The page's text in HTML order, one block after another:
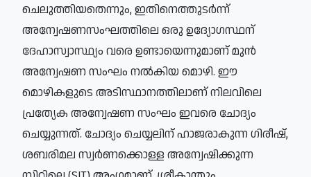
ചെലുത്തിയതെന്നും, ഇതിനെത്തുടര്‍ന്ന്
അന്വേഷണസംഘത്തിലെ ഒരു ഉദ്യോഗസ്ഥന്
ദേഹാസ്വാസ്ഥ്യം വരെ ഉണ്ടായെന്നുമാണ് മുന്‍
അന്വേഷണ സംഘം നല്‍കിയ മൊഴി. ഈ
മൊഴികളുടെ അടിസ്ഥാനത്തിലാണ് നിലവിലെ
പ്രത്യേക അന്വേഷണ സംഘം ഇവരെ ചോദ്യം
ചെയ്യുന്നത്. ചോദ്യം ചെയ്യലിന് ഹാജരാകുന്ന ഗിരീഷ്,
ശബരിമല സ്വര്‍ണക്കൊള്ള അന്വേഷിക്കുന്ന